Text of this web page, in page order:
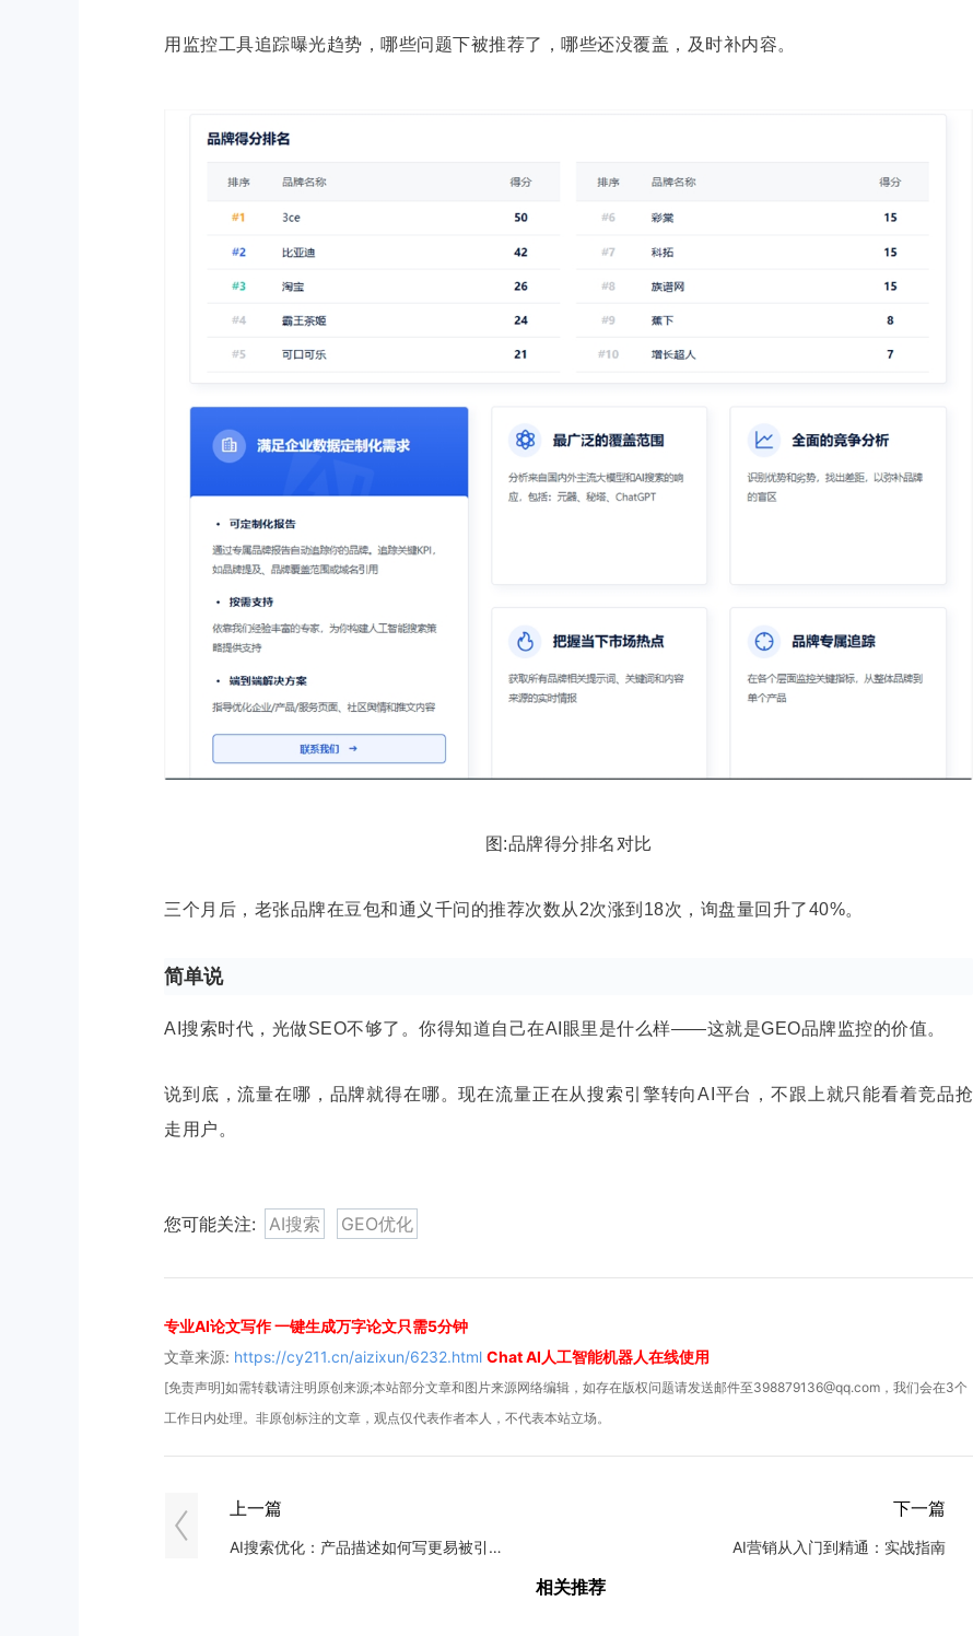
用监控工具追踪曝光趋势，哪些问题下被推荐了，哪些还没覆盖，及时补内容。
图:品牌得分排名对比
三个月后，老张品牌在豆包和通义千问的推荐次数从2次涨到18次，询盘量回升了40%。
简单说
AI搜索时代，光做SEO不够了。你得知道自己在AI眼里是什么样——这就是GEO品牌监控的价值。
说到底，流量在哪，品牌就得在哪。现在流量正在从搜索引擎转向AI平台，不跟上就只能看着竞品抢
走用户。
您可能关注: AI搜索 GEO优化
专业AI论文写作 一键生成万字论文只需5分钟
文章来源: https://cy211.cn/aizixun/6232.html Chat AI人工智能机器人在线使用
[免责声明]如需转载请注明原创来源;本站部分文章和图片来源网络编辑，如存在版权问题请发送邮件至398879136@qq.com，我们会在3个
工作日内处理。非原创标注的文章，观点仅代表作者本人，不代表本站立场。
上一篇
AI搜索优化：产品描述如何写更易被引用
下一篇
AI营销从入门到精通：实战指南
相关推荐